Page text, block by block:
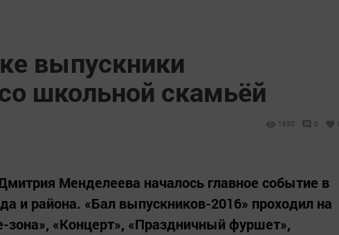
выпускники
школьной скамьёй
1650 0
Менделеева началось главное событие в
и района. «Бал выпускников-2016» проходил на
зона», «Концерт», «Праздничный фуршет»,